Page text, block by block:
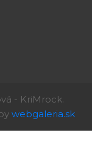
- KriMrock.
webgaleria.sk